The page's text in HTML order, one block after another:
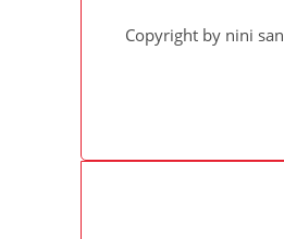
Copyright by nini san